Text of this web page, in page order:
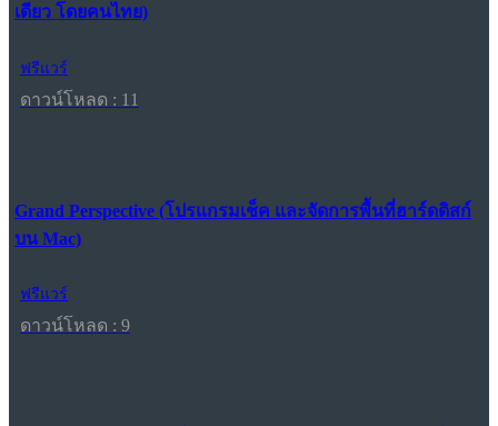
เดียว โดยคนไทย)
ฟรีแวร์
ดาวน์โหลด : 11
Grand Perspective (โปรแกรมเช็ค และจัดการพื้นที่ฮาร์ดดิสก์
บน Mac)
ฟรีแวร์
ดาวน์โหลด : 9